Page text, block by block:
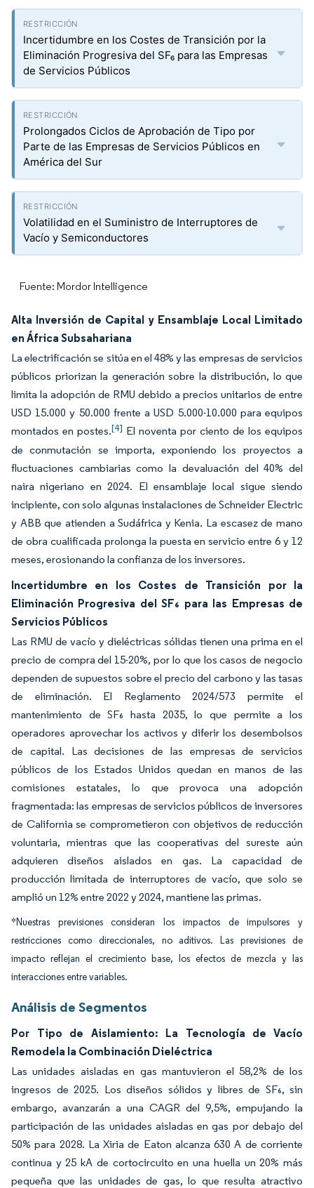
Incertidumbre en los Costes de Transición por la
Eliminación Progresiva del SF₆ para las Empresas
de Servicios Públicos
Prolongados Ciclos de Aprobación de Tipo por
Parte de las Empresas de Servicios Públicos en
América del Sur
Volatilidad en el Suministro de Interruptores de
Vacío y Semiconductores
Fuente: Mordor Intelligence
Alta Inversión de Capital y Ensamblaje Local Limitado
en África Subsahariana
La electrificación se sitúa en el 48% y las empresas de servicios
públicos priorizan la generación sobre la distribución, lo que
limita la adopción de RMU debido a precios unitarios de entre
USD 15.000 y 50.000 frente a USD 5.000-10.000 para equipos
montados en postes.[4] El noventa por ciento de los equipos
de conmutación se importa, exponiendo los proyectos a
fluctuaciones cambiarias como la devaluación del 40% del
naira nigeriano en 2024. El ensamblaje local sigue siendo
incipiente, con solo algunas instalaciones de Schneider Electric
y ABB que atienden a Sudáfrica y Kenia. La escasez de mano
de obra cualificada prolonga la puesta en servicio entre 6 y 12
meses, erosionando la confianza de los inversores.
Incertidumbre en los Costes de Transición por la
Eliminación Progresiva del SF₆ para las Empresas de
Servicios Públicos
Las RMU de vacío y dieléctricas sólidas tienen una prima en el
precio de compra del 15-20%, por lo que los casos de negocio
dependen de supuestos sobre el precio del carbono y las tasas
de eliminación. El Reglamento 2024/573 permite el
mantenimiento de SF₆ hasta 2035, lo que permite a los
operadores aprovechar los activos y diferir los desembolsos
de capital. Las decisiones de las empresas de servicios
públicos de los Estados Unidos quedan en manos de las
comisiones estatales, lo que provoca una adopción
fragmentada: las empresas de servicios públicos de inversores
de California se comprometieron con objetivos de reducción
voluntaria, mientras que las cooperativas del sureste aún
adquieren diseños aislados en gas. La capacidad de
producción limitada de interruptores de vacío, que solo se
amplió un 12% entre 2022 y 2024, mantiene las primas.
*Nuestras previsiones consideran los impactos de impulsores y
restricciones como direccionales, no aditivos. Las previsiones de
impacto reflejan el crecimiento base, los efectos de mezcla y las
interacciones entre variables.
Análisis de Segmentos
Por Tipo de Aislamiento: La Tecnología de Vacío
Remodela la Combinación Dieléctrica
Las unidades aisladas en gas mantuvieron el 58,2% de los
ingresos de 2025. Los diseños sólidos y libres de SF₆, sin
embargo, avanzarán a una CAGR del 9,5%, empujando la
participación de las unidades aisladas en gas por debajo del
50% para 2028. La Xiria de Eaton alcanza 630 A de corriente
continua y 25 kA de cortocircuito en una huella un 20% más
pequeña que las unidades de gas, lo que resulta atractivo